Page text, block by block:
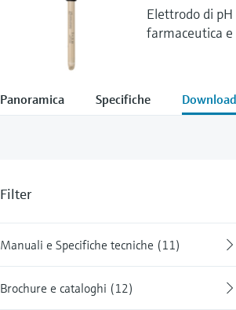
Elettrodo di
farmaceutica
Panoramica Specifiche Download
Filter
Manuali e Specifiche tecniche (11)
Brochure e cataloghi (12)